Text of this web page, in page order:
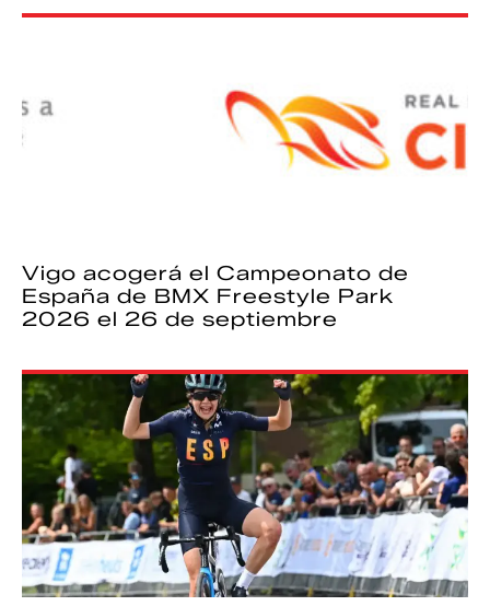
Vigo acogerá el Campeonato de
España de BMX Freestyle Park
2026 el 26 de septiembre